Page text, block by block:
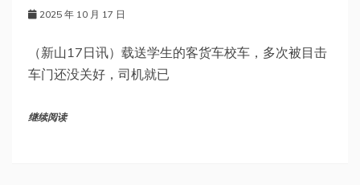
2025 年 10 月 17 日
（新山17日讯）载送学生的客货车校车，多次被目击
车门还没关好，司机就已
继续阅读